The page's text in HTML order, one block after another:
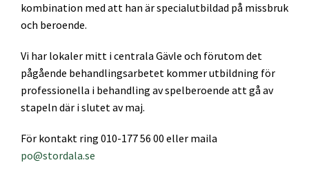
kombination med att han är specialutbildad på missbruk
och beroende.
Vi har lokaler mitt i centrala Gävle och förutom det
pågående behandlingsarbetet kommer utbildning för
professionella i behandling av spelberoende att gå av
stapeln där i slutet av maj.
För kontakt ring 010-177 56 00 eller maila
po@stordala.se